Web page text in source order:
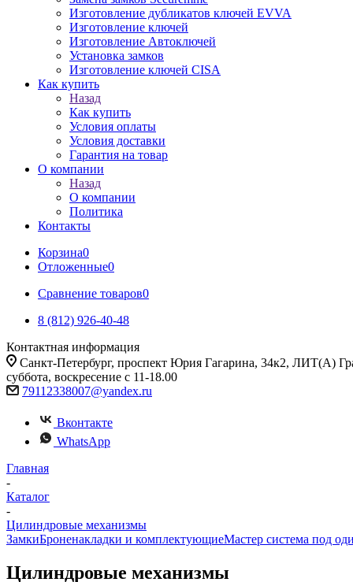
Изготовление дубликатов ключей EVVA
Изготовление ключей
Изготовление Автоключей
Установка замков
Изготовление ключей CISA
Как купить
Назад
Как купить
Условия оплаты
Условия доставки
Гарантия на товар
О компании
Назад
О компании
Политика
Контакты
Корзина0
Отложенные0
Сравнение товаров0
8 (812) 926-40-48
Контактная информация
Санкт-Петербург, проспект Юрия Гагарина, 34к2, ЛИТ(А)
суббота, воскресение с 11-18.00
79112338007@yandex.ru
Вконтакте
WhatsApp
Главная
-
Каталог
-
Цилиндровые механизмы
ЗамкиБроненакладки и комплектующиеМастер система под
Цилиндровые механизмы